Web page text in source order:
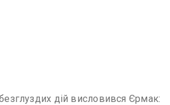
дій висловився Єрмак: